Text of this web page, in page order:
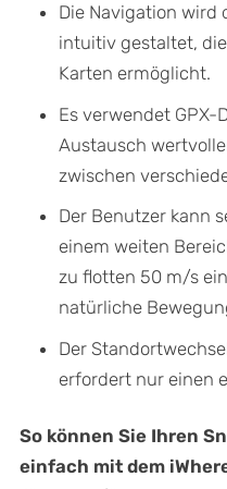
Die Navigation
intuitiv gestaltet,
Karten ermöglicht.
Es verwendet GPX-
Austausch
zwischen
Der Benutzer kann
einem weiten
zu flotten 50 m/s
natürliche
Der
erfordert nur einen
So können Sie Ihren
einfach mit dem